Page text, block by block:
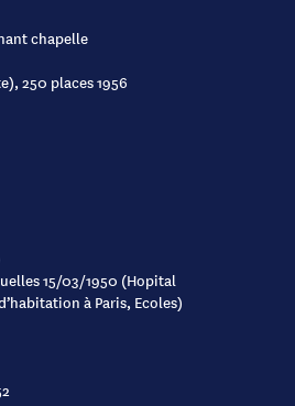
chapelle
250 places 1956
15/03/1950 (Hopital
à Paris, Ecoles)